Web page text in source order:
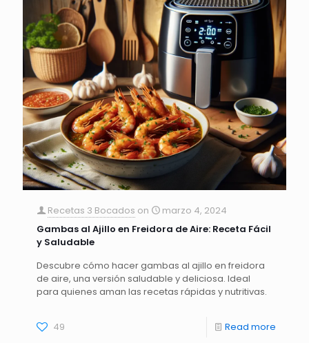
Recetas 3 Bocados on
marzo 4, 2024
Gambas al Ajillo en Freidora de Aire: Receta Fácil
y Saludable
Descubre cómo hacer gambas al ajillo en freidora
de aire, una versión saludable y deliciosa. Ideal
para quienes aman las recetas rápidas y nutritivas.
49 Read more